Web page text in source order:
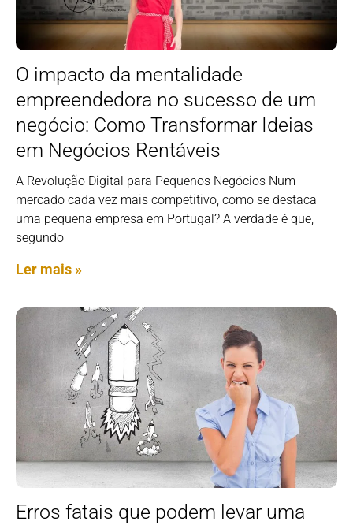
O impacto da mentalidade
empreendedora no sucesso de um
negócio: Como Transformar Ideias
em Negócios Rentáveis
A Revolução Digital para Pequenos Negócios Num
mercado cada vez mais competitivo, como se destaca
uma pequena empresa em Portugal? A verdade é que,
segundo
Ler mais »
Erros fatais que podem levar uma